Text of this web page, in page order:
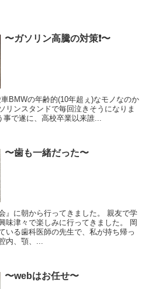
〜ガソリン高騰の対策❗️〜
BMWの年齢的(10年超ぇ)なモノなのか
リンスタンドで毎回泣きそうになりま
に、高校卒業以来誰...
〜歯も一緒だった〜
』に朝から行ってきました。 親友で学
味津々で楽しみに行ってきました。 岡
いる歯科医師の先生で、私が持ち帰っ
内、顎、...
〜webはお任せ〜